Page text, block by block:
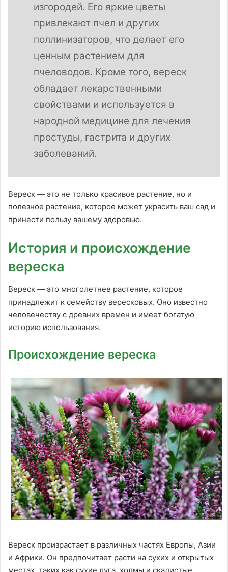
изгородей. Его яркие цветы
привлекают пчел и других
поллинизаторов, что делает его
ценным растением для
пчеловодов. Кроме того, вереск
обладает лекарственными
свойствами и используется в
народной медицине для лечения
простуды, гастрита и других
заболеваний.
Вереск — это не только красивое растение, но и
полезное растение, которое может украсить ваш сад и
принести пользу вашему здоровью.
История и происхождение
вереска
Вереск — это многолетнее растение, которое
принадлежит к семейству вересковых. Оно известно
человечеству с древних времен и имеет богатую
историю использования.
Происхождение вереска
Вереск произрастает в различных частях Европы, Азии
и Африки. Он предпочитает расти на сухих и открытых